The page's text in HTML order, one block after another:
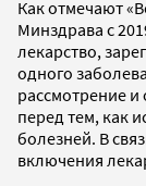
Как отмечают
Минздрава с
лекарство,
одного
рассмотрение
перед тем, как
болезней. В
включения